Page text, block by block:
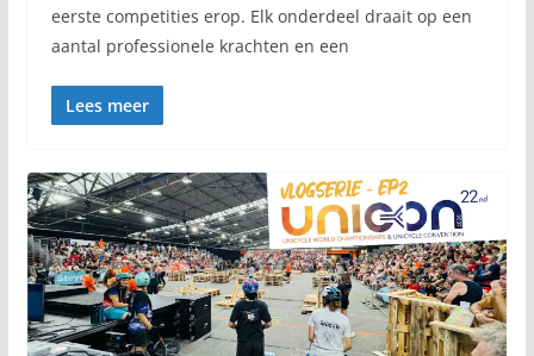
eerste competities erop. Elk onderdeel draait op een
aantal professionele krachten en een
Lees meer